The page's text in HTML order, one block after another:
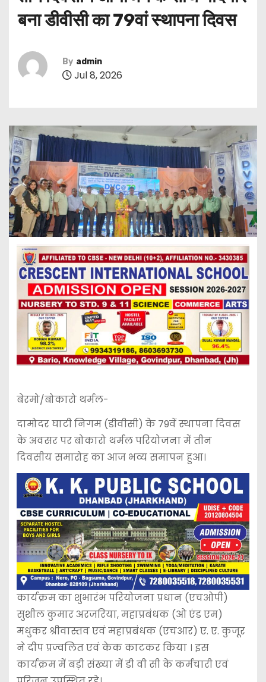
बना डीवीसी का 79वां स्थापना दिवस
By admin
Jul 8, 2026
बेरमो/बोकारो थर्मल-
दामोदर घाटी निगम (डीवीसी) के 79वें स्थापना दिवस
के अवसर पर बोकारो थर्मल परियोजना में तीन
दिवसीय समारोह का आज भव्य समापन हुआ।
कार्यक्रम का शुभारंभ परियोजना प्रधान (एचओपी)
सुशील कुमार अरजरिया, महाप्रबंधक (ओ एंड एम)
मधुकर श्रीवास्तव एवं महाप्रबंधक (एचआर) ए. ए. कुजूर
ने दीप प्रज्वलित एवं केक काटकर किया । इस
कार्यक्रम में बड़ी संख्या में डी वी सी के कर्मचारी एवं